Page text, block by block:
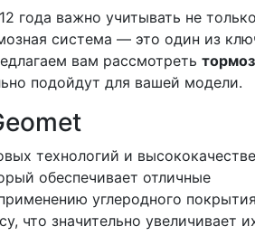
года важно учитывать не только
система — это один из
вам рассмотреть
подойдут для вашей модели.
технологий и
обеспечивает отличные
углеродного
что значительно увеличивает